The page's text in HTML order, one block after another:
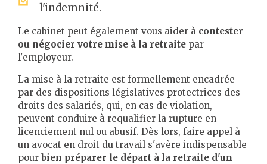
l'indemnité.
Le cabinet peut également vous aider à contester
ou négocier votre mise à la retraite par
l'employeur.
La mise à la retraite est formellement encadrée
par des dispositions législatives protectrices des
droits des salariés, qui, en cas de violation,
peuvent conduire à requalifier la rupture en
licenciement nul ou abusif. Dès lors, faire appel à
un avocat en droit du travail s'avère indispensable
pour bien préparer le départ à la retraite d'un